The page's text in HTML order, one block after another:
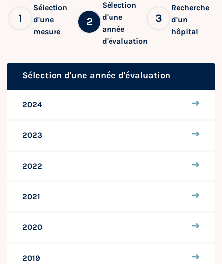
1
Sélection
d'une
mesure
2
Sélection
d'une
année
d'évaluation
3
Recherche
d'un
hôpital
Sélection d'une année d'évaluation
2024
2023
2022
2021
2020
2019